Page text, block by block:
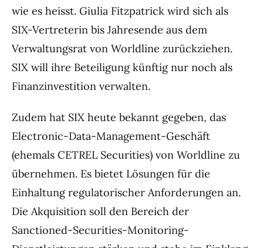
wie es heisst. Giulia Fitzpatrick wird sich als
SIX-Vertreterin bis Jahresende aus dem
Verwaltungsrat von Worldline zurückziehen.
SIX will ihre Beteiligung künftig nur noch als
Finanzinvestition verwalten.
Zudem hat SIX heute bekannt gegeben, das
Electronic-Data-Management-Geschäft
(ehemals CETREL Securities) von Worldline zu
übernehmen. Es bietet Lösungen für die
Einhaltung regulatorischer Anforderungen an.
Die Akquisition soll den Bereich der
Sanctioned-Securities-Monitoring-